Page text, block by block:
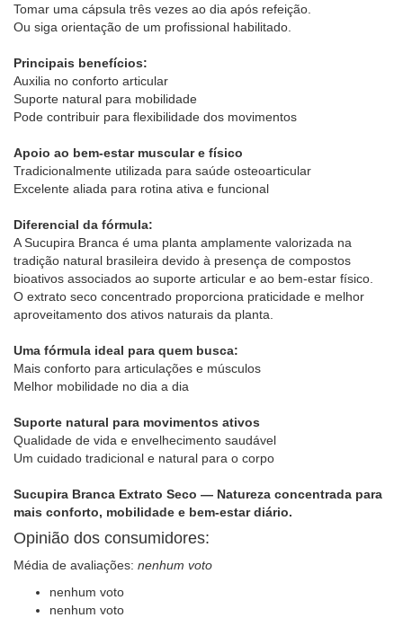
Tomar uma cápsula três vezes ao dia após refeição.
Ou siga orientação de um profissional habilitado.
Principais benefícios:
Auxilia no conforto articular
Suporte natural para mobilidade
Pode contribuir para flexibilidade dos movimentos
Apoio ao bem-estar muscular e físico
Tradicionalmente utilizada para saúde osteoarticular
Excelente aliada para rotina ativa e funcional
Diferencial da fórmula:
A Sucupira Branca é uma planta amplamente valorizada na
tradição natural brasileira devido à presença de compostos
bioativos associados ao suporte articular e ao bem-estar físico.
O extrato seco concentrado proporciona praticidade e melhor
aproveitamento dos ativos naturais da planta.
Uma fórmula ideal para quem busca:
Mais conforto para articulações e músculos
Melhor mobilidade no dia a dia
Suporte natural para movimentos ativos
Qualidade de vida e envelhecimento saudável
Um cuidado tradicional e natural para o corpo
Sucupira Branca Extrato Seco — Natureza concentrada para
mais conforto, mobilidade e bem-estar diário.
Opinião dos consumidores:
Média de avaliações: nenhum voto
nenhum voto
nenhum voto